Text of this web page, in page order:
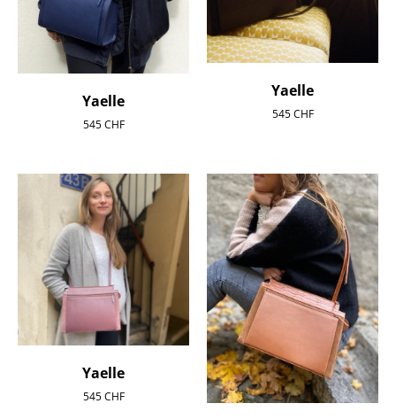
Yaelle
545CHF
Yaelle
545CHF
Yaelle
545CHF